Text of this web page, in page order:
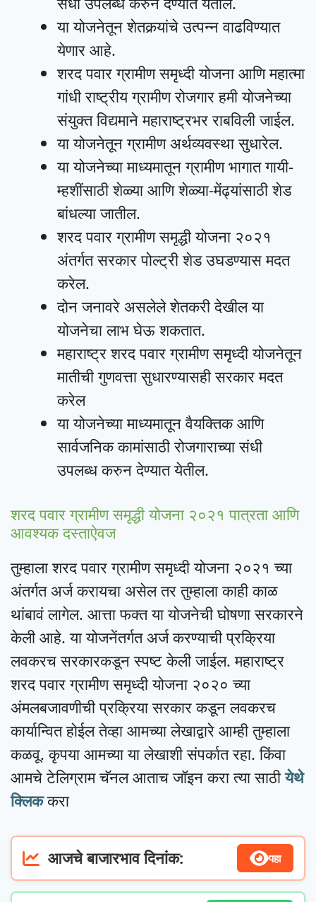
या योजनेतून शेतकर्‍यांचे उत्पन्न वाढविण्यात
येणार आहे.
शरद पवार ग्रामीण समृध्दी योजना आणि महात्मा
गांधी राष्ट्रीय ग्रामीण रोजगार हमी योजनेच्या
संयुक्त विद्यमाने महाराष्ट्रभर राबविली जाईल.
या योजनेतून ग्रामीण अर्थव्यवस्था सुधारेल.
या योजनेच्या माध्यमातून ग्रामीण भागात गायी-
म्हशींसाठी शेळ्या आणि शेळ्या-मेंढ्यांसाठी शेड
बांधल्या जातील.
शरद पवार ग्रामीण समृद्धी योजना २०२१
अंतर्गत सरकार पोल्ट्री शेड उघडण्यास मदत
करेल.
दोन जनावरे असलेले शेतकरी देखील या
योजनेचा लाभ घेऊ शकतात.
महाराष्ट्र शरद पवार ग्रामीण समृध्दी योजनेतून
मातीची गुणवत्ता सुधारण्यासही सरकार मदत
करेल
या योजनेच्या माध्यमातून वैयक्तिक आणि
सार्वजनिक कामांसाठी रोजगाराच्या संधी
उपलब्ध करुन देण्यात येतील.
शरद पवार ग्रामीण समृद्धी योजना २०२१ पात्रता आणि
आवश्यक दस्ताऐवज
तुम्हाला शरद पवार ग्रामीण समृध्दी योजना २०२१ च्या
अंतर्गत अर्ज करायचा असेल तर तुम्हाला काही काळ
थांबावं लागेल. आत्ता फक्त या योजनेची घोषणा सरकारने
केली आहे. या योजनेंतर्गत अर्ज करण्याची प्रक्रिया
लवकरच सरकारकडून स्पष्ट केली जाईल. महाराष्ट्र
शरद पवार ग्रामीण समृध्दी योजना २०२० च्या
अंमलबजावणीची प्रक्रिया सरकार कडून लवकरच
कार्यान्वित होईल तेव्हा आमच्या लेखाद्वारे आम्ही तुम्हाला
कळवू. कृपया आमच्या या लेखाशी संपर्कात रहा. किंवा
आमचे टेलिग्राम चॅनल आताच जॉइन करा त्या साठीयेथे
क्लिककरा
आजचे बाजारभाव दिनांक: पहा